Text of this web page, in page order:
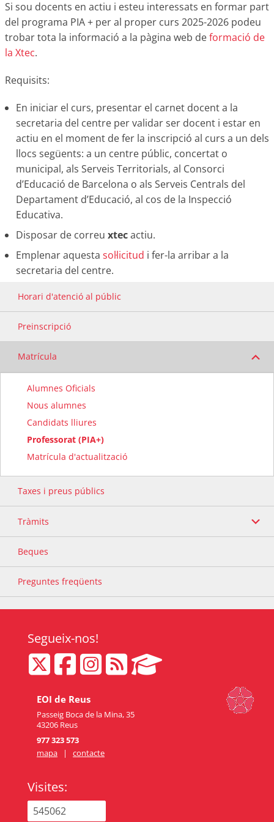
Si sou docents en actiu i esteu interessats en formar part
del programa PIA + per al proper curs 2025-2026 podeu
trobar tota la informació a la pàgina web deformació de
la Xtec.
Requisits:
En iniciar el curs, presentar el carnet docent a la
secretaria del centre per validar ser docent i estar en
actiu en el moment de fer la inscripció al curs a un dels
llocs següents: a un centre públic, concertat o
municipal, als Serveis Territorials, al Consorci
d’Educació de Barcelona o als Serveis Centrals del
Departament d’Educació, al cos de la Inspecció
Educativa.
Disposar de correu xtecactiu.
Emplenar aquesta sol·licitud i fer-la arribar a la
secretaria del centre.
Horari d'atenció al públic
Preinscripció
Matrícula
Alumnes Oficials
Nous alumnes
Candidats lliures
Professorat (PIA+)
Matrícula d'actualització
Taxes i preus públics
Tràmits
Beques
Preguntes freqüents
Segueix-nos!
EOI de Reus
Passeig Boca de la Mina, 35
43206 Reus
977 323 573
mapa
| contacte
Visites:
545062